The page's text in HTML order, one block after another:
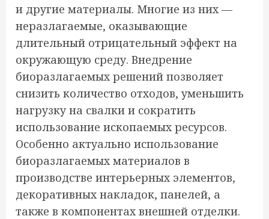
и другие материалы. Многие из них —
неразлагаемые, оказывающие
длительный отрицательный эффект на
окружающую среду. Внедрение
биоразлагаемых решений позволяет
снизить количество отходов, уменьшить
нагрузку на свалки и сократить
использование ископаемых ресурсов.
Особенно актуально использование
биоразлагаемых материалов в
производстве интерьерных элементов,
декоративных накладок, панелей, а
также в компонентах внешней отделки.